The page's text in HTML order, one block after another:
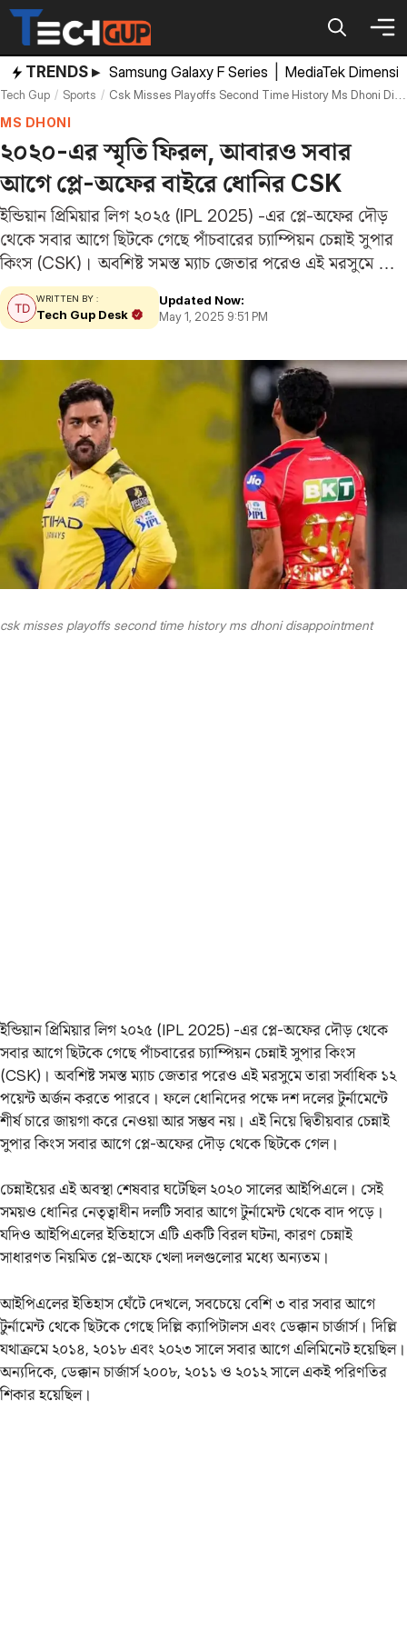
Skip
content
TRENDS ▸ Samsung Galaxy F Series MediaTek
Tech Gup Sports Csk Misses Playoffs Second Time History Ms Dhoni Disappointment
MS DHONI
২০২০-এর স্মৃতি ফিরল, আবারও সবার
আগে প্লে-অফের বাইরে ধোনির CSK
ইন্ডিয়ান প্রিমিয়ার লিগ ২০২৫ (IPL 2025) -এর প্লে-অফের দৌড়
থেকে সবার আগে ছিটকে গেছে পাঁচবারের চ্যাম্পিয়ন চেন্নাই সুপার
কিংস (CSK)। অবশিষ্ট সমস্ত ম্যাচ জেতার পরেও এই মরসুমে তারা
সর্বাধিক ১২ পয়েন্ট অর্জন করতে পারবে। ফলে ধোনিদের পক্ষে দশ
দলের টুর্নামেন্টে…
WRITTEN BY :
Tech Gup Desk
Updated Now:
May 1, 2025 9:51 PM
csk misses playoffs second time history ms dhoni disappointment
ইন্ডিয়ান প্রিমিয়ার লিগ ২০২৫ (IPL 2025) -এর প্লে-অফের দৌড় থেকে
সবার আগে ছিটকে গেছে পাঁচবারের চ্যাম্পিয়ন চেন্নাই সুপার কিংস
(CSK)। অবশিষ্ট সমস্ত ম্যাচ জেতার পরেও এই মরসুমে তারা সর্বাধিক ১২
পয়েন্ট অর্জন করতে পারবে। ফলে ধোনিদের পক্ষে দশ দলের টুর্নামেন্টে
শীর্ষ চারে জায়গা করে নেওয়া আর সম্ভব নয়। এই নিয়ে‌ দ্বিতীয়বার চেন্নাই
সুপার কিংস সবার আগে প্লে-অফের দৌড় থেকে ছিটকে গেল।
চেন্নাইয়ের এই অবস্থা শেষবার ঘটেছিল ২০২০ সালের আইপিএলে। সেই
সময়ও ধোনির নেতৃত্বাধীন দলটি সবার আগে টুর্নামেন্ট থেকে বাদ পড়ে।
যদিও আইপিএলের ইতিহাসে এটি একটি বিরল ঘটনা, কারণ চেন্নাই
সাধারণত নিয়মিত প্লে-অফে খেলা দলগুলোর মধ্যে অন্যতম।
আইপিএলের ইতিহাস ঘেঁটে দেখলে, সবচেয়ে বেশি ৩ বার সবার আগে
টুর্নামেন্ট থেকে ছিটকে গেছে দিল্লি ক্যাপিটালস এবং ডেক্কান চার্জার্স। দিল্লি
যথাক্রমে ২০১৪, ২০১৮ এবং ২০২৩ সালে সবার আগে এলিমিনেট হয়েছিল।
অন্যদিকে, ডেক্কান চার্জার্স ২০০৮, ২০১১ ও ২০১২ সালে একই পরিণতির
শিকার হয়েছিল।